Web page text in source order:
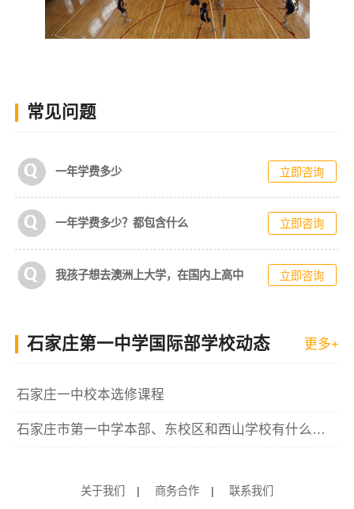
常见问题
一年学费多少 立即咨询
一年学费多少？都包含什么 立即咨询
我孩子想去澳洲上大学，在国内上高中 立即咨询
更多+
石家庄第一中学国际部学校动态
石家庄一中校本选修课程
石家庄市第一中学本部、东校区和西山学校有什么区别？
关于我们 | 商务合作 | 联系我们